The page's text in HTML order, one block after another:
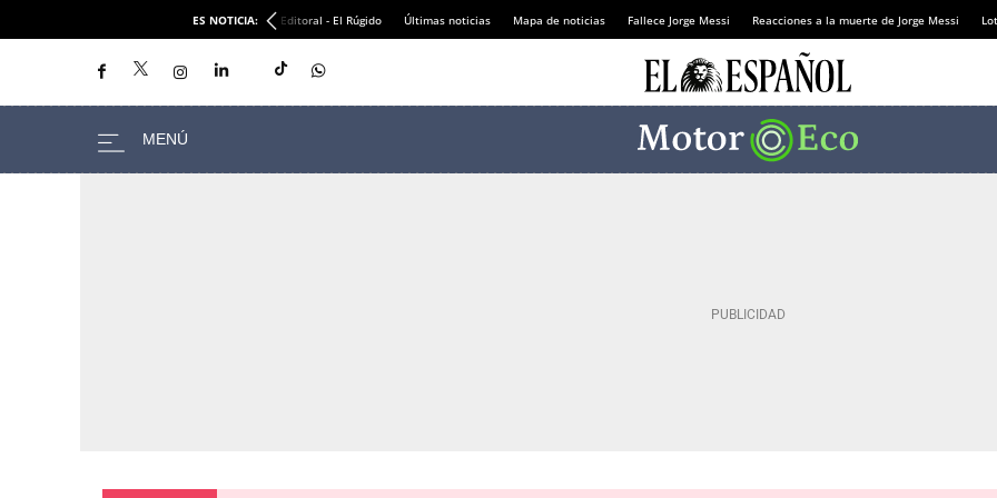
ES NOTICIA: Editoral - El Rúgido Últimas noticias Mapa de noticias Fallece Jorge Messi Reacciones a la muerte de Jorge Messi